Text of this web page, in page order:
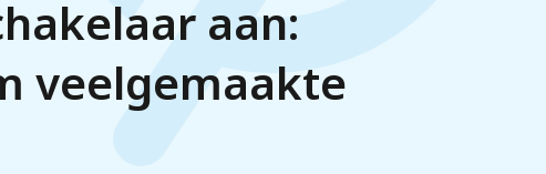
aan:
veelgemaakte